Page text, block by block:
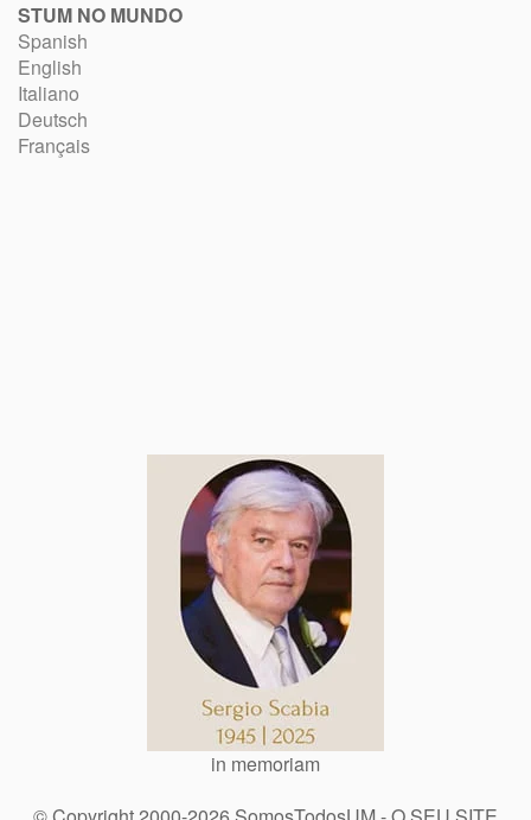
STUM NO MUNDO
Spanish
English
Italiano
Deutsch
Français
in memoriam